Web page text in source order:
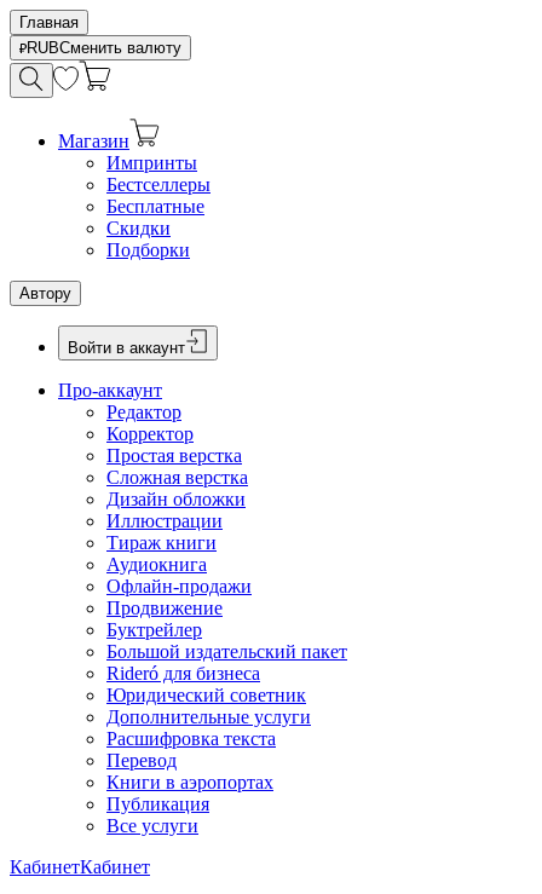
Главная
RUBСменить валюту
Магазин
Импринты
Бестселлеры
Бесплатные
Скидки
Подборки
Автору
Войти в аккаунт
Про-аккаунт
Редактор
Корректор
Простая верстка
Сложная верстка
Дизайн обложки
Иллюстрации
Тираж книги
Аудиокнига
Офлайн-продажи
Продвижение
Буктрейлер
Большой издательский пакет
Rideró для бизнеса
Юридический советник
Дополнительные услуги
Расшифровка текста
Перевод
Книги в аэропортах
Публикация
Все услуги
КабинетКабинет